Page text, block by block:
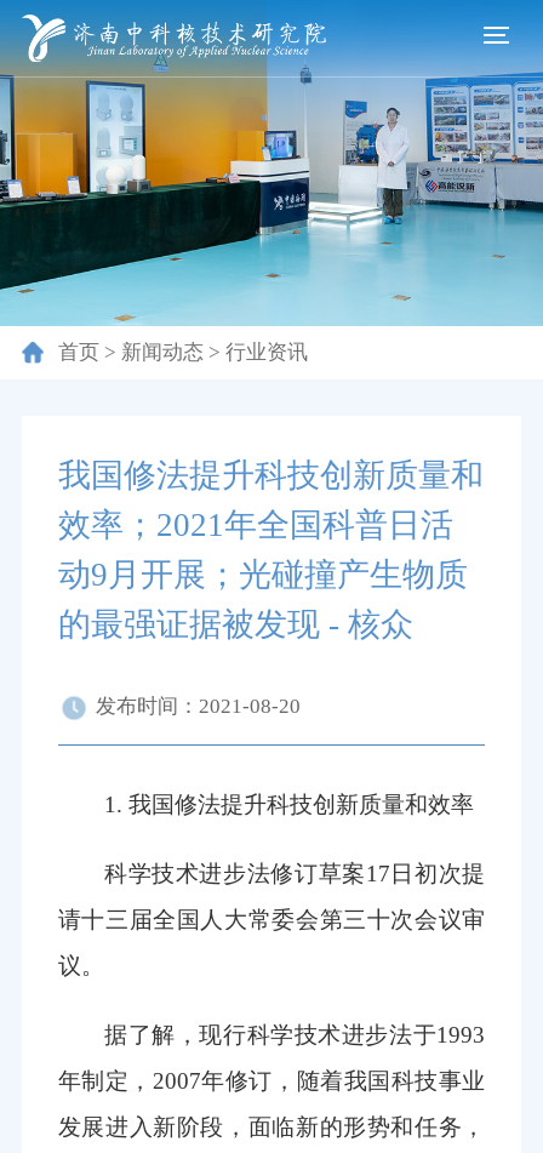
首页> 新闻动态 > 行业资讯
我国修法提升科技创新质量和
效率；2021年全国科普日活
动9月开展；光碰撞产生物质
的最强证据被发现 - 核众
发布时间：2021-08-20
1. 我国修法提升科技创新质量和效率
科学技术进步法修订草案17日初次提
请十三届全国人大常委会第三十次会议审
议。
据了解，现行科学技术进步法于1993
年制定，2007年修订，随着我国科技事业
发展进入新阶段，面临新的形势和任务，